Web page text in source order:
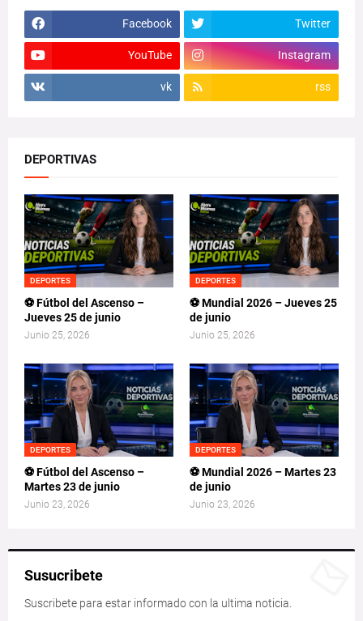
Facebook Twitter
YouTube Instagram
vk rss
DEPORTIVAS
DEPORTES
⚽ Fútbol del Ascenso –
Jueves 25 de junio
Junio 25, 2026
DEPORTES
⚽ Mundial 2026 – Jueves 25
de junio
Junio 25, 2026
DEPORTES
⚽ Fútbol del Ascenso –
Martes 23 de junio
Junio 23, 2026
DEPORTES
⚽ Mundial 2026 – Martes 23
de junio
Junio 23, 2026
Susucribete
Suscribete para estar informado con la ultima noticia.